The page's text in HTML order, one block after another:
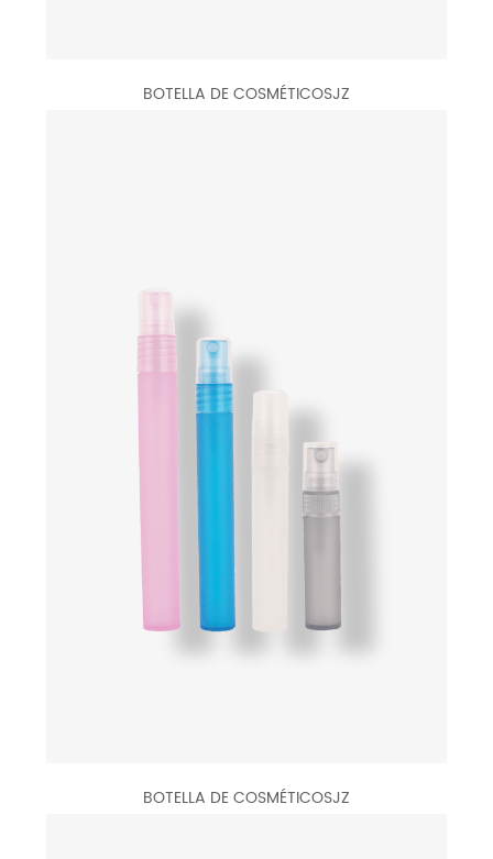
BOTELLA DE COSMÉTICOSJZ
BOTELLA DE COSMÉTICOSJZ